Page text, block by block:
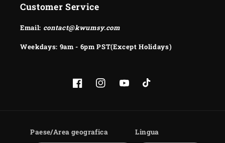
Customer Service
Email: contact@kwumsy.com
Weekdays: 9am - 6pm PST(Except Holidays)
FacebookInstagramYouTubeTikTok
Paese/Area geografica Lingua